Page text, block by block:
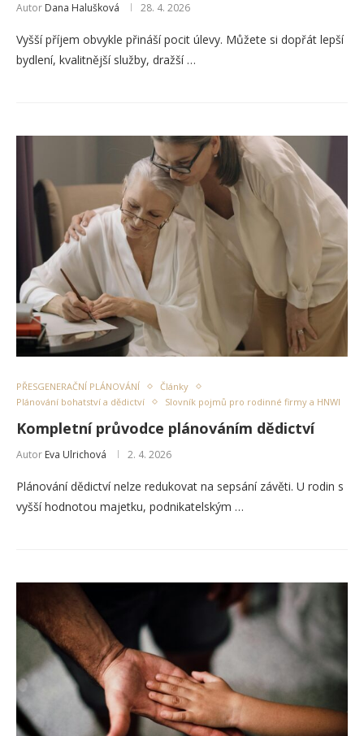
Autor Dana Halušková 28. 4. 2026
Vyšší příjem obvykle přináší pocit úlevy. Můžete si dopřát lepší
bydlení, kvalitnější služby, dražší …
PŘESGENERAČNÍ PLÁNOVÁNÍ
Články
Plánování bohatství a dědictví
Slovník pojmů pro rodinné firmy a HNWI
Kompletní průvodce plánováním dědictví
Autor Eva Ulrichová 2. 4. 2026
Plánování dědictví nelze redukovat na sepsání závěti. U rodin s
vyšší hodnotou majetku, podnikatelským …